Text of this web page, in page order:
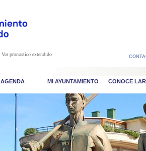
Ver pronostico extendido
AGENDA MI AYUNTAMIENTO CONOCE